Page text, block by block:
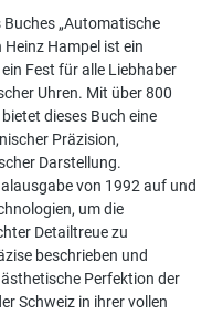
„Automatische
Hampel ist ein
Fest für alle Liebhaber
Uhren. Mit über 800
dieses Buch eine
Präzision,
Darstellung.
von 1992 auf und
um die
Detailtreue zu
beschrieben und
Perfektion der
Schweiz in ihrer vollen